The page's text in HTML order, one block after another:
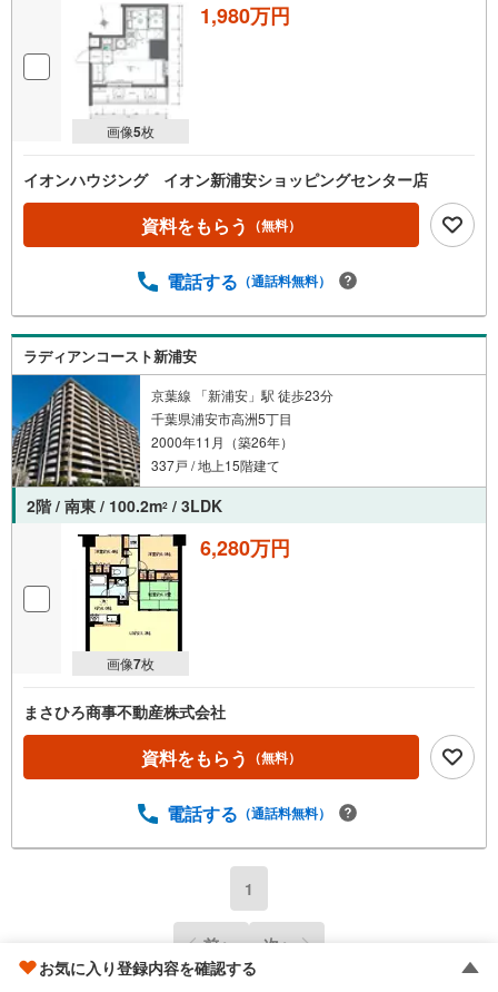
画像5枚
1,980万円
イオンハウジング イオン新浦安ショッピングセンター店
資料をもらう （無料）
電話する （通話料無料）
ラディアンコースト新浦安
京葉線 「新浦安」駅 徒歩23分
千葉県浦安市高洲5丁目
2000年11月（築26年）
337戸 / 地上15階建て
2階 / 南東 / 100.2m2 / 3LDK
画像7枚
6,280万円
まさひろ商事不動産株式会社
資料をもらう （無料）
電話する （通話料無料）
1
前へ 次へ
お気に入り登録内容を確認する